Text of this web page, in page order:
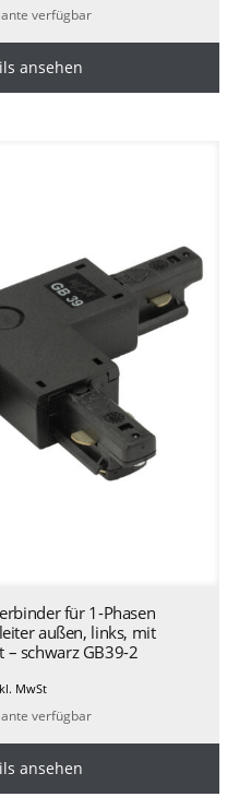
verfügbar
ansehen
für 1-Phasen
außen, links, mit
– schwarz GB39-2
MwSt
verfügbar
ansehen